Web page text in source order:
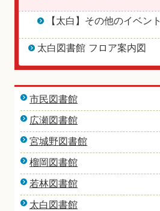
【太白】その他のイベント
太白図書館 フロア案内図
市民図書館
広瀬図書館
宮城野図書館
榴岡図書館
若林図書館
太白図書館